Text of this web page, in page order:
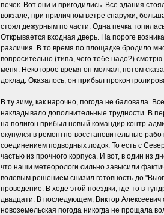
печек. Вот они и пригодились. Все здания
вокзале, при приличном ветре снаружи,
стоял дежурным по части. Одна печка
Открывается входная дверь. На пороге
различия. В то время по площадке бродило
вопросительно (типа, чего тебе надо?)
меня. Некоторое время он молчал, потом
доклад. Оказалось, он прибыл
В ту зиму, как нарочно, погода не баловала.
накладывало дополнительные трудности. В
на полигон прибыл новый командир контр-
окунулся в ремонтно-восстановительные
соединением подводных лодок. То есть с
частью из прочного корпуса. И вот, в один из
что наши метеорологи сильно завысили
волевым решением снизил готовность до
проведение. В ходе этой поездки, где-то в
двадцати. В последующем, Виктор
новоземельская погода никогда не прощала